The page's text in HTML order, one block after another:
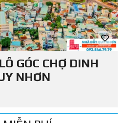
GÓC CHỢ DINH
NHƠN